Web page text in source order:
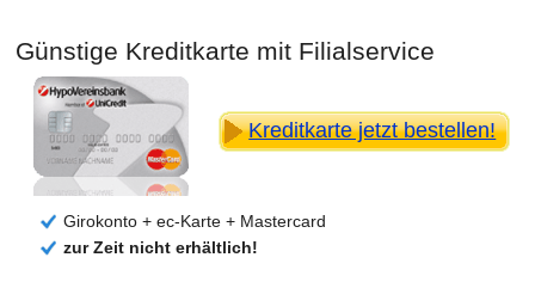
Günstige Kreditkarte mit Filialservice
Girokonto + ec-Karte + Mastercard
zur Zeit nicht erhältlich!
Kreditkarte jetzt bestellen!